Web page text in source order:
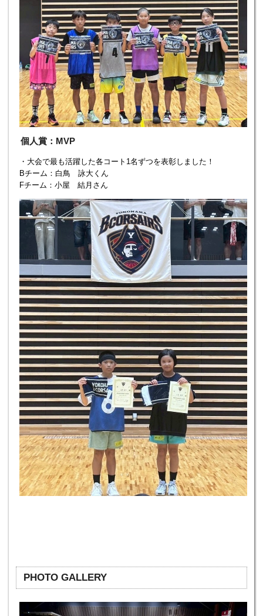
個人賞：MVP
・大会で最も活躍した各コート1名ずつを表彰しました！
Bチーム：白鳥 詠大くん
Fチーム：小屋 結月さん
PHOTO GALLERY